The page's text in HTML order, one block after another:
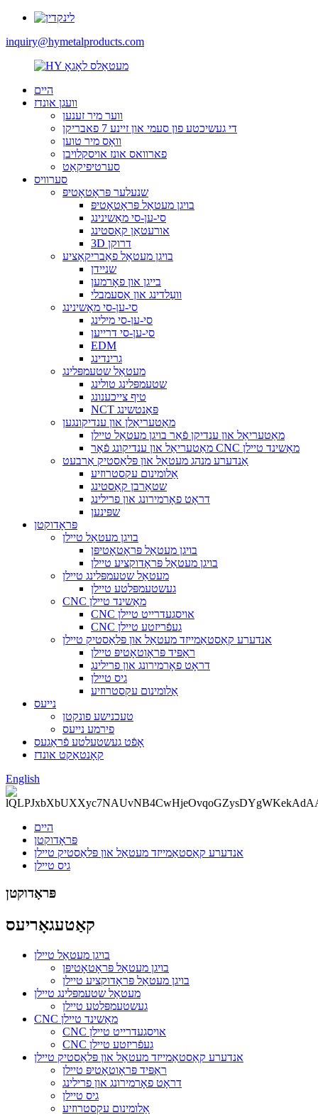
inquiry@hymetalproducts.com
היים
וועגן אונדז
ווער מיר זענען
די געשיכטע פון ​​סעמי און זיינע 7 פאבריקן
וואָס מיר טוען
פארוואס אונז אויסקלויבן
סערטיפיקאַט
סערוויס
שנעלער פּראָטאָטיפּ
בויגן מעטאַל פּראָטאָטיפּ
סי-ען-סי מאַשינינג
אורעטאַן קאַסטינג
3D דרוקן
בויגן מעטאַל פאַבריקאַציע
שניידן
בייגן און פאָרמען
וועַלדינג און אַסעמבלי
סי-ען-סי מאַשינינג
סי-ען-סי מילינג
סי-ען-סי דרייען
EDM
גרינדינג
מעטאַל שטעמפּלינג
שטעמפּלינג טולינג
טיף צייכענונג
NCT פּאַנטשינג
מאַטעריאַלן און ענדיקונגען
מאַטעריאַל און ענדיקן פֿאַר בויגן מעטאַל טיילן
מאַטעריאַל און ענדיקונג פֿאַר CNC מאַשינד טיילן
אַנדערע מנהג מעטאַל און פּלאַסטיק אַרבעט
אַלומינום עקסטרוזיע
שטאַרבן קאַסטינג
דראָט פאָרמירונג און פרילינג
שפּינען
פּראָדוקטן
בויגן מעטאַל טיילן
בויגן מעטאַל פּראָטאָטיפּן
בויגן מעטאַל פּראָדוקציע טיילן
מעטאַל שטעמפּלינג טיילן
געשטעמפּלטע טיילן
CNC מאַשינד טיילן
CNC אויסגעדרייט טיילן
CNC געפֿריזטע טיילן
אנדערע קאַסטאַמייזד מעטאַל און פּלאַסטיק טיילן
ראַפּיד פּראָוטאָטיפּ טיילן
דראָט פאָרמירונג און פרילינג
גיס טיילן
אַלומינום עקסטרוזיע
נייעס
טעכנישע פונקטן
פירמע נייעס
אָפֿט געשטעלטע פֿראַגעס
קאָנטאַקט אונדז
English
היים
פּראָדוקטן
אנדערע קאַסטאַמייזד מעטאַל און פּלאַסטיק טיילן
גיס טיילן
פּראָדוקטן
קאַטעגאָריעס
בויגן מעטאַל טיילן
בויגן מעטאַל פּראָטאָטיפּן
בויגן מעטאַל פּראָדוקציע טיילן
מעטאַל שטעמפּלינג טיילן
געשטעמפּלטע טיילן
CNC מאַשינד טיילן
CNC אויסגעדרייט טיילן
CNC געפֿריזטע טיילן
אנדערע קאַסטאַמייזד מעטאַל און פּלאַסטיק טיילן
ראַפּיד פּראָוטאָטיפּ טיילן
דראָט פאָרמירונג און פרילינג
גיס טיילן
אַלומינום עקסטרוזיע